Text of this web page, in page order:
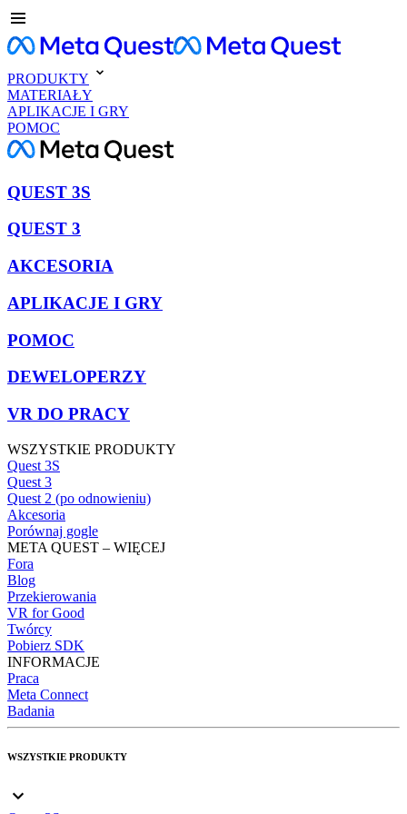
PRODUKTY
MATERIAŁY
APLIKACJE I GRY
POMOC
QUEST 3S
QUEST 3
AKCESORIA
APLIKACJE I GRY
POMOC
DEWELOPERZY
VR DO PRACY
WSZYSTKIE PRODUKTY
Quest 3S
Quest 3
Quest 2 (po odnowieniu)
Akcesoria
Porównaj gogle
META QUEST – WIĘCEJ
Fora
Blog
Przekierowania
VR for Good
Twórcy
Pobierz SDK
INFORMACJE
Praca
Meta Connect
Badania
WSZYSTKIE PRODUKTY